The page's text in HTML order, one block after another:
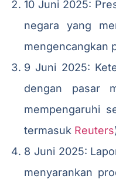
10 Juni 2025:
negara yang
mengencangkan
9 Juni 2025:
dengan pasar
mempengaruhi
termasuk Reuters
8 Juni 2025:
menyarankan